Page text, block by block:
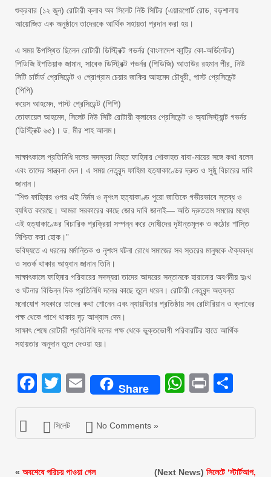
‎শুক্রবার (১২ জুন) ​রোটারী ক্লাব অব সিলেট নিউ সিটির (এয়ারপোর্ট রোড, বড়শালায়
আয়োজিত এক অনুষ্ঠানে তাদেরকে আর্থিক সহায়তা প্রদান করা হয়।
‎এ সময় উপস্থিত ছিলেন রোটারী ডিস্ট্রিক্ট গভর্নর (বাংলাদেশ কান্ট্রি কো-অর্ডিনেটর)
পিডিজি ইশতিয়াক জামান, সাবেক ডিস্ট্রিক্ট গভর্নর (পিডিজি)​ আতাউর রহমান পীর, নিউ
সিটি চার্টার্ড প্রেসিডেন্ট ও প্রোগ্রাম চেয়ার ​জাকির আহমেদ চৌধুরী, পাস্ট প্রেসিডেন্ট
(পিপি)
‎​কয়েস আহমেদ, পাস্ট প্রেসিডেন্ট (পিপি)
‎​তোফায়েল আহমেদ, সিলেট নিউ সিটি রোটারী ক্লাবের প্রেসিডেন্ট ও অ্যাসিস্ট্যান্ট গভর্নর
(ডিস্ট্রিক্ট ৬৫)। ​ড. মীর শাহ আলম।
‎​সাক্ষাৎকালে প্রতিনিধি দলের সদস্যরা নিহত ফাহিমার শোকাহত বাবা-মায়ের সঙ্গে কথা বলেন
এবং তাদের সান্ত্বনা দেন। এ সময় নেতৃবৃন্দ ফাহিমা হত্যাকাণ্ডের দ্রুত ও সুষ্ঠু বিচারের দাবি
জানান।
‎​”শিশু ফাহিমার ওপর এই নির্মম ও নৃশংস হত্যাকাণ্ড পুরো জাতিকে গভীরভাবে স্তব্ধ ও
ব্যথিত করেছে। আমরা সরকারের কাছে জোর দাবি জানাই— অতি দ্রুততম সময়ের মধ্যে
এই হত্যাকাণ্ডের বিচারিক প্রক্রিয়া সম্পন্ন করে দোষীদের দৃষ্টান্তমূলক ও কঠোর শাস্তি
নিশ্চিত করা হোক।”
‎​ভবিষ্যতে এ ধরনের মর্মান্তিক ও নৃশংস ঘটনা রোধে সমাজের সব স্তরের মানুষকে ঐক্যবদ্ধ
ও সতর্ক থাকার আহ্বান জানান তিনি।
‎​সাক্ষাৎকালে ফাহিমার পরিবারের সদস্যরা তাদের আদরের সন্তানকে হারানোর অবর্ণনীয় দুঃখ
ও ঘটনার বিভিন্ন দিক প্রতিনিধি দলের কাছে তুলে ধরেন। রোটারী নেতৃবৃন্দ অত্যন্ত
মনোযোগ সহকারে তাদের কথা শোনেন এবং ন্যায়বিচার প্রতিষ্ঠায় সব রোটারিয়ান ও ক্লাবের
পক্ষ থেকে পাশে থাকার দৃঢ় আশ্বাস দেন।
‎​সাক্ষাৎ শেষে রোটারী প্রতিনিধি দলের পক্ষ থেকে ভুক্তভোগী পরিবারটির হাতে আর্থিক
সহায়তার অনুদান তুলে দেওয়া হয়।
Facebook
Twitter
EmailShare Print
সিলেট No Comments »
« অবশেষে পরিচয় পাওয়া গেল
(Next News) সিলেটে ‘স্টার্টআপ,